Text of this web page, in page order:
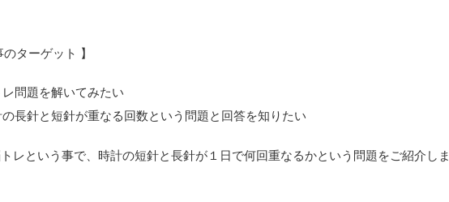
のターゲット 】
レ問題を解いてみたい
長針と短針が重なる回数という問題と回答を知りたい
レという事で、時計の短針と長針が１日で何回重なるかという問題をご紹介しま